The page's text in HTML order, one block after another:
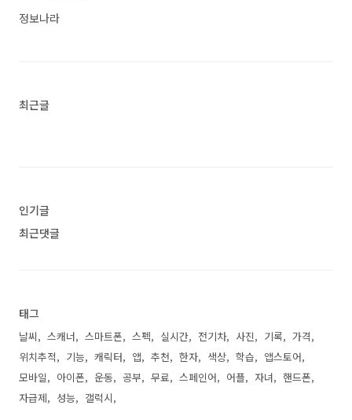
교 애플 아이패드 미니 6세대 스펙 vs 아이패드 미
정보나라
최근글
인기글
최근댓글
태그
날씨 스캐너 스마트폰 스펙 실시간 전기차 사진 기록
가격
위치추적
기능 캐릭터 앱 추천 한자 색상 학습
앱스토어
모바일
아이폰 운동 공부 무료 스페인어 어플 자녀
핸드폰
자급제
성능 갤럭시